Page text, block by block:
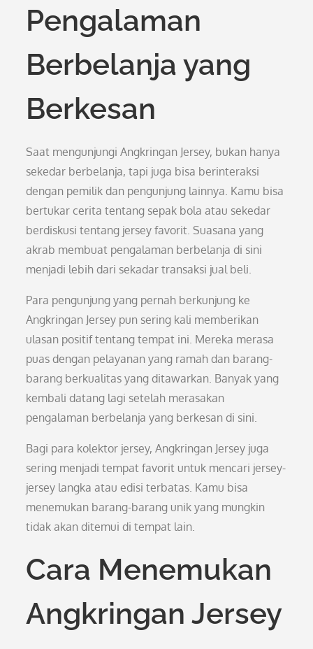
Pengalaman
Berbelanja yang
Berkesan
Saat mengunjungi Angkringan Jersey, bukan hanya
sekedar berbelanja, tapi juga bisa berinteraksi
dengan pemilik dan pengunjung lainnya. Kamu bisa
bertukar cerita tentang sepak bola atau sekedar
berdiskusi tentang jersey favorit. Suasana yang
akrab membuat pengalaman berbelanja di sini
menjadi lebih dari sekadar transaksi jual beli.
Para pengunjung yang pernah berkunjung ke
Angkringan Jersey pun sering kali memberikan
ulasan positif tentang tempat ini. Mereka merasa
puas dengan pelayanan yang ramah dan barang-
barang berkualitas yang ditawarkan. Banyak yang
kembali datang lagi setelah merasakan
pengalaman berbelanja yang berkesan di sini.
Bagi para kolektor jersey, Angkringan Jersey juga
sering menjadi tempat favorit untuk mencari jersey-
jersey langka atau edisi terbatas. Kamu bisa
menemukan barang-barang unik yang mungkin
tidak akan ditemui di tempat lain.
Cara Menemukan
Angkringan Jersey